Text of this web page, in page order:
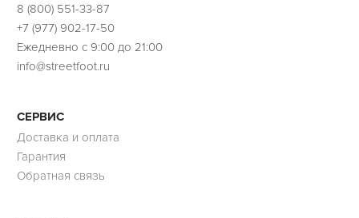
8 (800) 551-33-87
+7 (977) 902-17-50
Ежедневно с 9:00 до 21:00
info@streetfoot.ru
СЕРВИС
Доставка и оплата
Гарантия
Обратная связь